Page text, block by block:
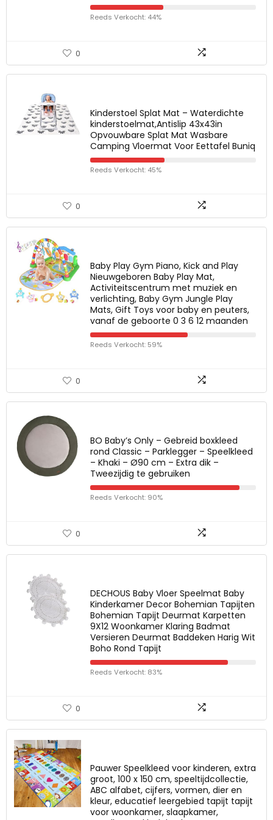
Reeds Verkocht: 44%
0
Kinderstoel Splat Mat – Waterdichte
kinderstoelmat,Antislip 43x43in
Opvouwbare Splat Mat Wasbare
Camping Vloermat Voor Eettafel Buniq
Reeds Verkocht: 45%
0
Baby Play Gym Piano, Kick and Play
Nieuwgeboren Baby Play Mat,
Activiteitscentrum met muziek en
verlichting, Baby Gym Jungle Play
Mats, Gift Toys voor baby en peuters,
vanaf de geboorte 0 3 6 12 maanden
Reeds Verkocht: 59%
0
BO Baby’s Only – Gebreid boxkleed
rond Classic – Parklegger – Speelkleed
– Khaki – Ø90 cm – Extra dik –
Tweezijdig te gebruiken
Reeds Verkocht: 90%
0
DECHOUS Baby Vloer Speelmat Baby
Kinderkamer Decor Bohemian Tapijten
Bohemian Tapijt Deurmat Karpetten
9X12 Woonkamer Klaring Badmat
Versieren Deurmat Baddeken Harig Wit
Boho Rond Tapijt
Reeds Verkocht: 83%
0
Pauwer Speelkleed voor kinderen, extra
groot, 100 x 150 cm, speeltijdcollectie,
ABC alfabet, cijfers, vormen, dier en
kleur, educatief leergebied tapijt tapijt
voor woonkamer, slaapkamer,